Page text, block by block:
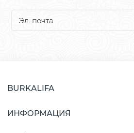
BURKALIFA
ИНФОРМАЦИЯ